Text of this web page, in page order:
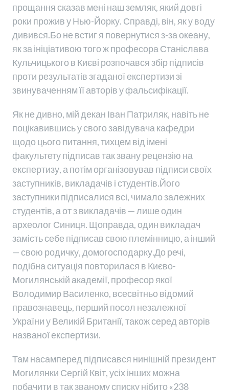
прощання сказав мені наш земляк, який довгі
роки прожив у Нью-Йорку. Справді, він, як у воду
дивився.Бо не встиг я повернутися з-за океану,
як за ініціативою того ж професора Станіслава
Кульчицького в Києві розпочався збір підписів
проти результатів згаданої експертизи зі
звинуваченням її авторів у фальсифікації.
Як не дивно, мій декан Іван Патриляк, навіть не
поцікавившись у свого завідувача кафедри
щодо цього питання, тихцем від імені
факультету підписав так звану рецензію на
експертизу, а потім організовував підписи своїх
заступників, викладачів і студентів.Його
заступники підписалися всі, чимало залежних
студентів, а от з викладачів — лише один
археолог Синиця. Щоправда, один викладач
замість себе підписав свою племінницю, а інший
— свою родичку, домогосподарку.До речі,
подібна ситуація повторилася в Києво-
Могилянській академії, професор якої
Володимир Василенко, всесвітньо відомий
правознавець, перший посол незалежної
України у Великій Британії, також серед авторів
названої експертизи.
Там насамперед підписався нинішній президент
Могилянки Сергій Квіт, усіх інших можна
побачити в так званому списку нібито «238